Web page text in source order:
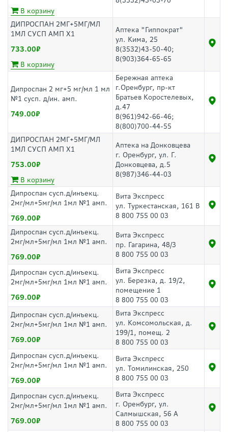
В корзину
ДИПРОСПАН 2МГ+5МГ/МЛ
1МЛ СУСП АМП Х1
733.00
В корзину
Аптека "Гиппократ"
ул. Кима, 25
8(3532)43-50-40;
8(903)364-65-65
Дипроспан 2 мг+5 мг/мл 1 мл
№1 сусп. д/ин. амп.
749.00
Бережная аптека
г.Оренбург, пр-кт
Братьев Коростелевых,
д.47
8(961)942-66-46;
8(800)700-44-55
ДИПРОСПАН 2МГ+5МГ/МЛ
1МЛ СУСП АМП Х1
753.00
В корзину
Аптека на Донковцева
г. Оренбург, ул. Г.
Донковцева, д.5
8(987)346-44-03
Дипроспан сусп.д/инъекц.
2мг/мл+5мг/мл 1мл №1 амп.
769.00
Вита Экспресс
ул. Туркестанская, 161 В
8 800 755 00 03
Дипроспан сусп.д/инъекц.
2мг/мл+5мг/мл 1мл №1 амп.
769.00
Вита Экспресс
пр. Гагарина, 48/3
8 800 755 00 03
Дипроспан сусп.д/инъекц.
2мг/мл+5мг/мл 1мл №1 амп.
769.00
Вита Экспресс
ул. Березка, д. 19/2,
помещение 1
8 800 755 00 03
Дипроспан сусп.д/инъекц.
2мг/мл+5мг/мл 1мл №1 амп.
769.00
Вита Экспресс
ул. Комсомольская, д.
199/1, помещ. 2
8 800 755 00 03
Дипроспан сусп.д/инъекц.
2мг/мл+5мг/мл 1мл №1 амп.
769.00
Вита Экспресс
ул. Томилинская, 250
8 800 755 00 03
Дипроспан сусп.д/инъекц.
2мг/мл+5мг/мл 1мл №1 амп.
769.00
Вита Экспресс
г. Оренбург, ул.
Салмышская, 56 А
8 800 755 00 03